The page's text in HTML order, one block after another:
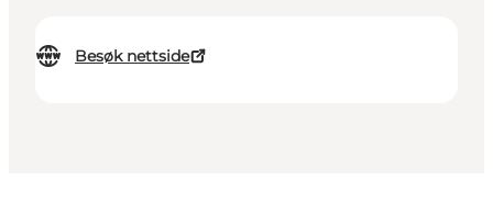
Besøk nettside